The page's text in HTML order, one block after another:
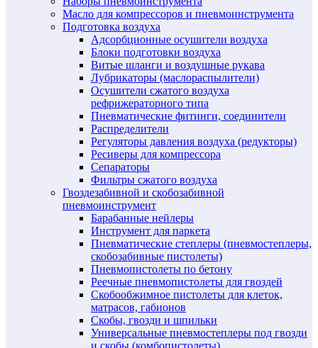
Масло для компрессоров и пневмоинструмента
Подготовка воздуха
Адсорбционные осушители воздуха
Блоки подготовки воздуха
Витые шланги и воздушные рукава
Лубрикаторы (маслораспылители)
Осушители сжатого воздуха
рефрижераторного типа
Пневматические фитинги, соединители
Распределители
Регуляторы давления воздуха (редукторы)
Ресиверы для компрессора
Сепараторы
Фильтры сжатого воздуха
Гвоздезабивной и скобозабивной
пневмоинструмент
Барабанные нейлеры
Инструмент для паркета
Пневматические степлеры (пневмостеплеры,
скобозабивные пистолеты)
Пневмопистолеты по бетону
Реечные пневмопистолеты для гвоздей
Скобообжимное пистолеты для клеток,
матрасов, габионов
Скобы, гвозди и шпильки
Универсальные пневмостеплеры под гвозди
и скобы (комбопистолеты)